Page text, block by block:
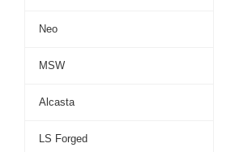
Neo
MSW
Alcasta
LS Forged